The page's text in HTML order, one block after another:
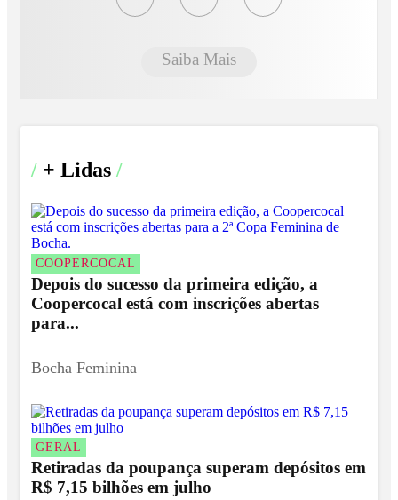
Saiba Mais
/ + Lidas /
COOPERCOCAL
Depois do sucesso da primeira edição, a
Coopercocal está com inscrições abertas
para...
Bocha Feminina
GERAL
Retiradas da poupança superam depósitos em
R$ 7,15 bilhões em julho